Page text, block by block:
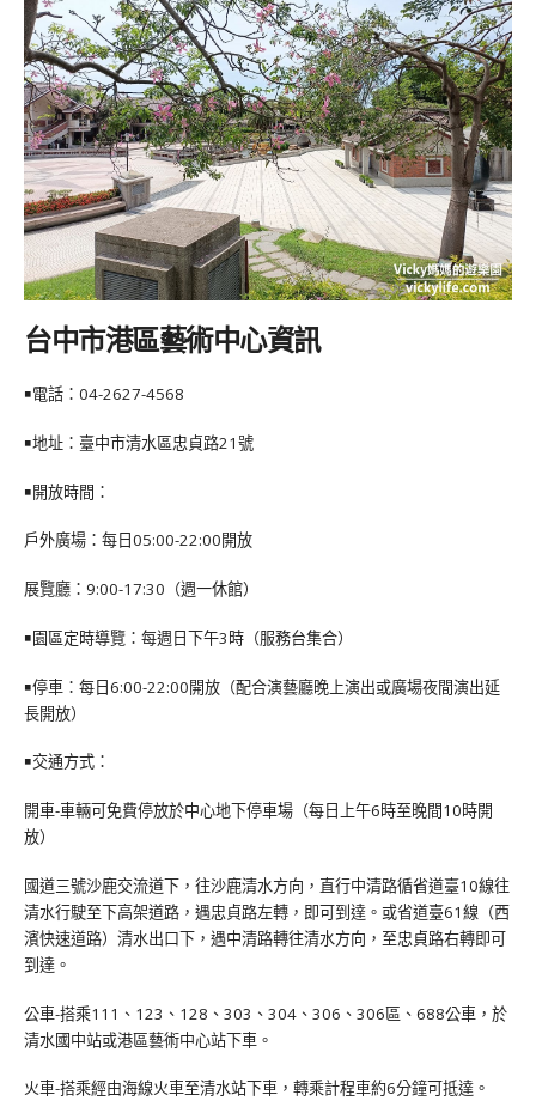
台中市港區藝術中心資訊
￭電話：04-2627-4568
￭地址：臺中市清水區忠貞路21號
￭開放時間：
戶外廣場：每日05:00-22:00開放
展覽廳：9:00-17:30（週一休館）
￭園區定時導覽：每週日下午3時（服務台集合）
￭停車：每日6:00-22:00開放（配合演藝廳晚上演出或廣場夜間演出延
長開放）
￭交通方式：
開車-車輛可免費停放於中心地下停車場（每日上午6時至晚間10時開
放）
國道三號沙鹿交流道下，往沙鹿清水方向，直行中清路循省道臺10線往
清水行駛至下高架道路，遇忠貞路左轉，即可到達。或省道臺61線（西
濱快速道路）清水出口下，遇中清路轉往清水方向，至忠貞路右轉即可
到達。
公車-搭乘111、123、128、303、304、306、306區、688公車，於
清水國中站或港區藝術中心站下車。
火車-搭乘經由海線火車至清水站下車，轉乘計程車約6分鐘可抵達。